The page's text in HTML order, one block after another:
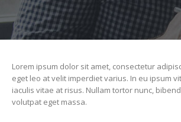
Lorem ipsum dolor sit amet, consectetur
eget leo at velit imperdiet varius. In eu ipsum
iaculis vitae at risus. Nullam tortor nunc,
volutpat eget massa.